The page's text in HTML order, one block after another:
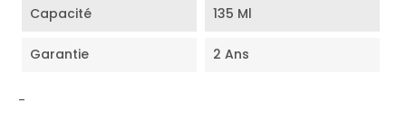
Capacité 135 Ml
Garantie 2 Ans
-